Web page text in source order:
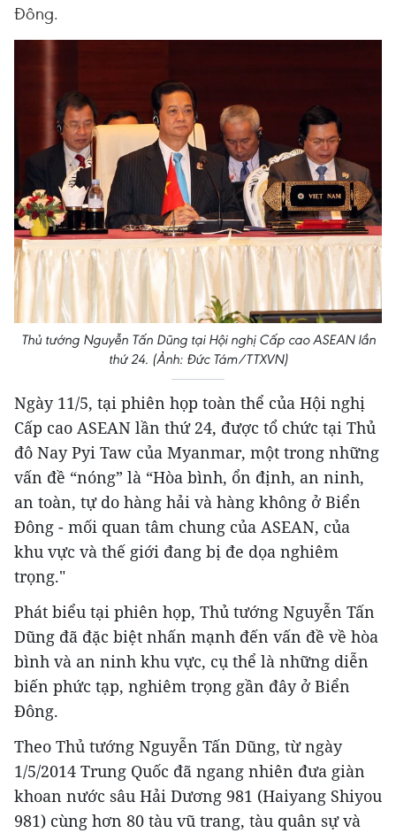
Đông.
Thủ tướng Nguyễn Tấn Dũng tại Hội nghị Cấp cao ASEAN lần
thứ 24. (Ảnh: Đức Tám/TTXVN)
Ngày 11/5, tại phiên họp toàn thể của Hội nghị
Cấp cao ASEAN lần thứ 24, được tổ chức tại Thủ
đô Nay Pyi Taw của Myanmar, một trong những
vấn đề “nóng” là “Hòa bình, ổn định, an ninh,
an toàn, tự do hàng hải và hàng không ở Biển
Đông - mối quan tâm chung của ASEAN, của
khu vực và thế giới đang bị đe dọa nghiêm
trọng."
Phát biểu tại phiên họp, Thủ tướng Nguyễn Tấn
Dũng đã đặc biệt nhấn mạnh đến vấn đề về hòa
bình và an ninh khu vực, cụ thể là những diễn
biến phức tạp, nghiêm trọng gần đây ở Biển
Đông.
Theo Thủ tướng Nguyễn Tấn Dũng, từ ngày
1/5/2014 Trung Quốc đã ngang nhiên đưa giàn
khoan nước sâu Hải Dương 981 (Haiyang Shiyou
981) cùng hơn 80 tàu vũ trang, tàu quân sự và